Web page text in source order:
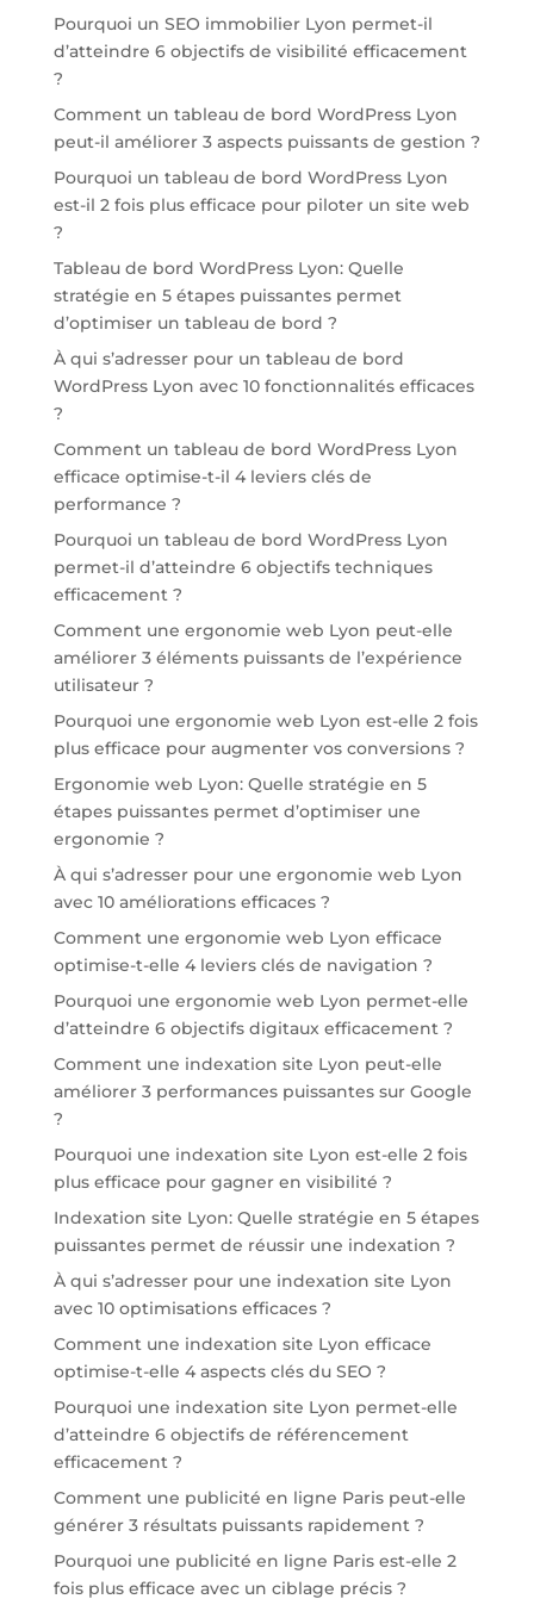
Pourquoi un SEO immobilier Lyon permet-il
d’atteindre 6 objectifs de visibilité efficacement
?
Comment un tableau de bord WordPress Lyon
peut-il améliorer 3 aspects puissants de gestion ?
Pourquoi un tableau de bord WordPress Lyon
est-il 2 fois plus efficace pour piloter un site web
?
Tableau de bord WordPress Lyon: Quelle
stratégie en 5 étapes puissantes permet
d’optimiser un tableau de bord ?
À qui s’adresser pour un tableau de bord
WordPress Lyon avec 10 fonctionnalités efficaces
?
Comment un tableau de bord WordPress Lyon
efficace optimise-t-il 4 leviers clés de
performance ?
Pourquoi un tableau de bord WordPress Lyon
permet-il d’atteindre 6 objectifs techniques
efficacement ?
Comment une ergonomie web Lyon peut-elle
améliorer 3 éléments puissants de l’expérience
utilisateur ?
Pourquoi une ergonomie web Lyon est-elle 2 fois
plus efficace pour augmenter vos conversions ?
Ergonomie web Lyon: Quelle stratégie en 5
étapes puissantes permet d’optimiser une
ergonomie ?
À qui s’adresser pour une ergonomie web Lyon
avec 10 améliorations efficaces ?
Comment une ergonomie web Lyon efficace
optimise-t-elle 4 leviers clés de navigation ?
Pourquoi une ergonomie web Lyon permet-elle
d’atteindre 6 objectifs digitaux efficacement ?
Comment une indexation site Lyon peut-elle
améliorer 3 performances puissantes sur Google
?
Pourquoi une indexation site Lyon est-elle 2 fois
plus efficace pour gagner en visibilité ?
Indexation site Lyon: Quelle stratégie en 5 étapes
puissantes permet de réussir une indexation ?
À qui s’adresser pour une indexation site Lyon
avec 10 optimisations efficaces ?
Comment une indexation site Lyon efficace
optimise-t-elle 4 aspects clés du SEO ?
Pourquoi une indexation site Lyon permet-elle
d’atteindre 6 objectifs de référencement
efficacement ?
Comment une publicité en ligne Paris peut-elle
générer 3 résultats puissants rapidement ?
Pourquoi une publicité en ligne Paris est-elle 2
fois plus efficace avec un ciblage précis ?